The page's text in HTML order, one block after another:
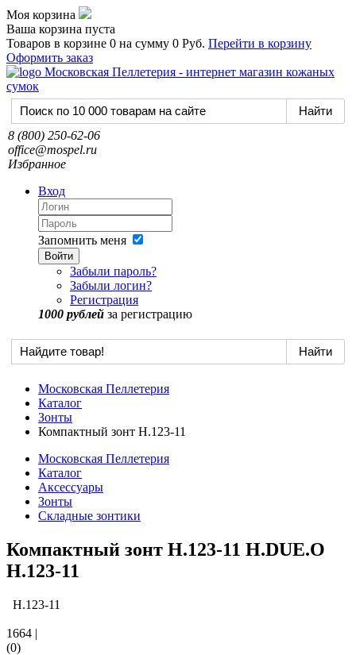
Моя корзина
Ваша корзина пуста
Товаров в корзине 0 на сумму 0 Руб. Перейти в корзину
Оформить заказ
8 (800) 250-62-06
office@mospel.ru
Избранное
Вход
Запомнить меня
Войти
Забыли пароль?
Забыли логин?
Регистрация
1000 рублей за регистрацию
Московская Пеллетерия
Каталог
Зонты
Компактный зонт H.123-11
Московская Пеллетерия
Каталог
Аксессуары
Зонты
Складные зонтики
Компактный зонт H.123-11 H.DUE.O
H.123-11
H.123-11
1664 |
(0)